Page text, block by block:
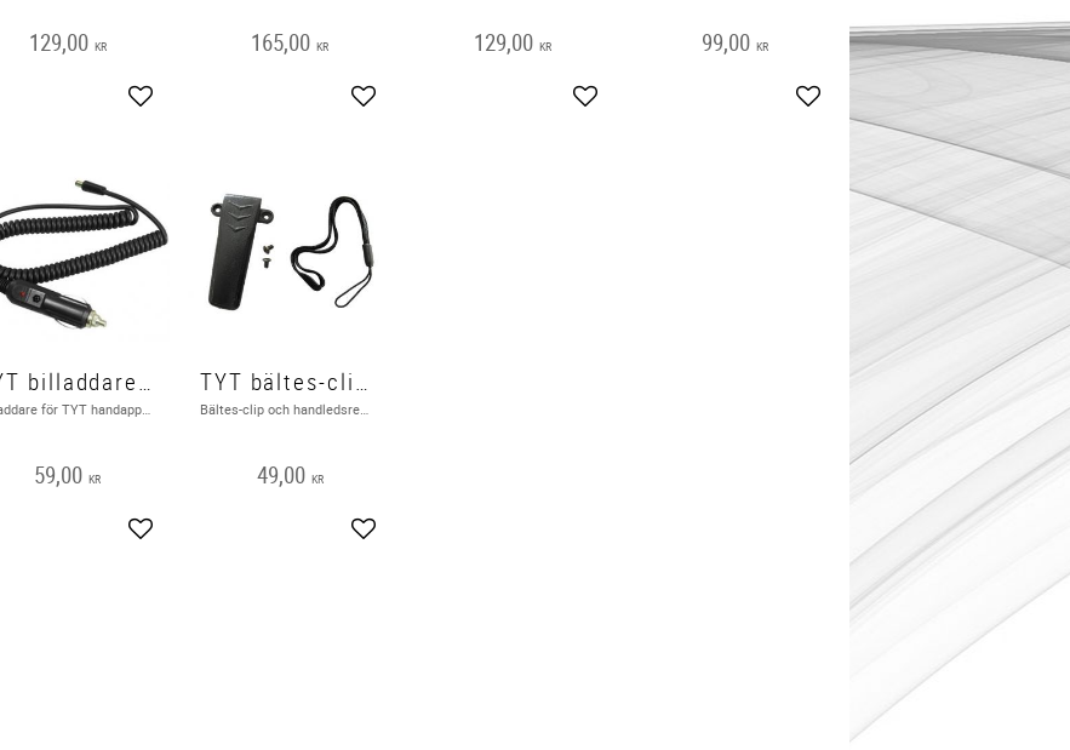
129,00 KR
Lägg till i favoriter
165,00 KR
Lägg till i favoriter
129,00 KR
Lägg till i favoriter
99,00 KR
Lägg till i favoriter
TYT billaddare för handapparat
59,00 KR
Lägg till i favoriter
TYT bältes-clip och handledsrem för handapparat
Bältes-clip och handledsrem för TYT handapparat
49,00 KR
Lägg till i favoriter